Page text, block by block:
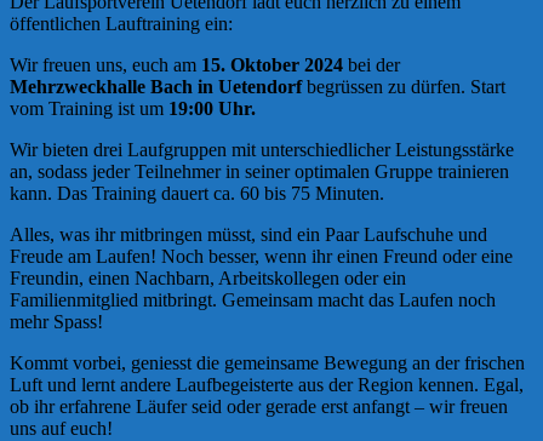
öffentlichen Lauftraining ein:
Wir freuen uns, euch am 15. Oktober 2024 bei der
Mehrzweckhalle Bach in Uetendorfbegrüssen zu dürfen. Start
vom Training ist um 19:00 Uhr.
Wir bieten drei Laufgruppen mit unterschiedlicher Leistungsstärke
an, sodass jeder Teilnehmer in seiner optimalen Gruppe trainieren
kann. Das Training dauert ca. 60 bis 75 Minuten.
Alles, was ihr mitbringen müsst, sind ein Paar Laufschuhe und
Freude am Laufen! Noch besser, wenn ihr einen Freund oder eine
Freundin, einen Nachbarn, Arbeitskollegen oder ein
Familienmitglied mitbringt. Gemeinsam macht das Laufen noch
mehr Spass!
Kommt vorbei, geniesst die gemeinsame Bewegung an der frischen
Luft und lernt andere Laufbegeisterte aus der Region kennen. Egal,
ob ihr erfahrene Läufer seid oder gerade erst anfangt – wir freuen
uns auf euch!